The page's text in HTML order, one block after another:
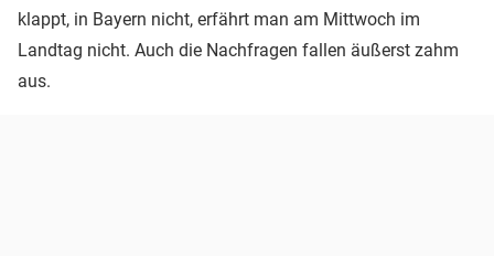
klappt, in Bayern nicht, erfährt man am Mittwoch im
Landtag nicht. Auch die Nachfragen fallen äußerst zahm
aus.